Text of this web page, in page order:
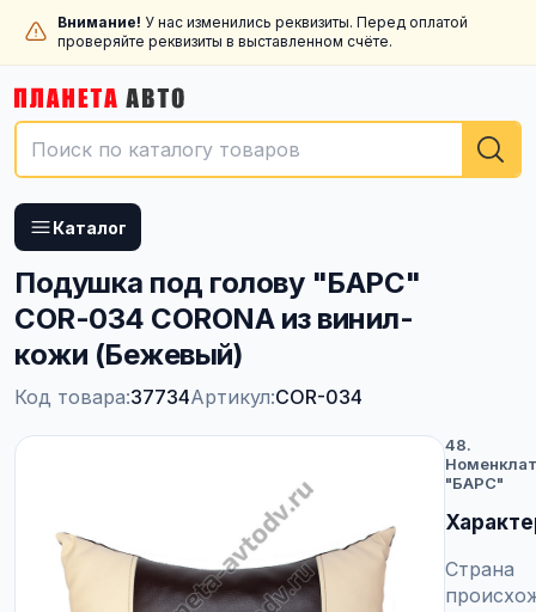
Внимание! У нас изменились реквизиты. Перед оплатой
проверяйте реквизиты в выставленном счёте.
Каталог
Подушка под голову "БАРС"
COR-034 CORONA из винил-
кожи (Бежевый)
Код товара:37734Артикул:COR-034
48.
"БАРС"
Страна